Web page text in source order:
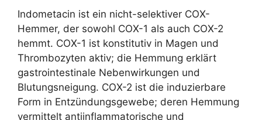
Indometacin ist ein nicht-selektiver COX-
Hemmer, der sowohl COX-1 als auch COX-2
hemmt. COX-1 ist konstitutiv in Magen und
Thrombozyten aktiv; die Hemmung erklärt
gastrointestinale Nebenwirkungen und
Blutungsneigung. COX-2 ist die induzierbare
Form in Entzündungsgewebe; deren Hemmung
vermittelt antiinflammatorische und